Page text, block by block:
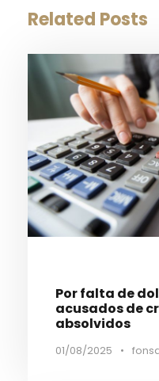
Related Posts
Por falta de
acusados de
absolvidos
01/08/2025 •